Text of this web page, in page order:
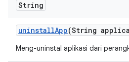
String
uninstallApp(String
Meng-uninstal aplikasi dari